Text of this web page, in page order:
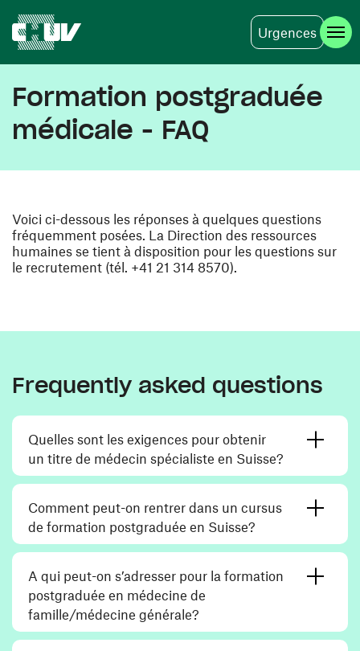
Urgences
Formation postgraduée
médicale - FAQ
Voici ci-dessous les réponses à quelques questions
fréquemment posées. La Direction des ressources
humaines se tient à disposition pour les questions sur
le recrutement (tél. +41 21 314 8570).
Frequently asked questions
Quelles sont les exigences pour obtenir
un titre de médecin spécialiste en Suisse?
Comment peut-on rentrer dans un cursus
de formation postgraduée en Suisse?
A qui peut-on s’adresser pour la formation
postgraduée en médecine de
famille/médecine générale?